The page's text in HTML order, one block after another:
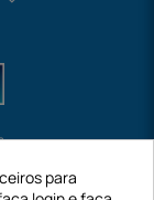
para